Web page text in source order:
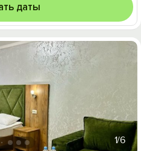
даты
1/6